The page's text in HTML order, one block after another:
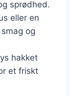
sprødhed.
eller en
og
hakket
et friskt